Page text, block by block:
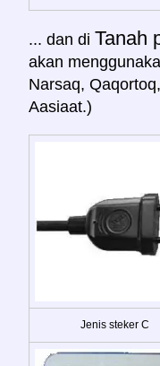
... dan di Tanah
akan
Narsaq,
Aasiaat.)
Jenis steker C